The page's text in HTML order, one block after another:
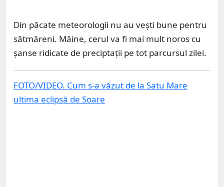
Din păcate meteorologii nu au vești bune pentru
sătmăreni. Mâine, cerul va fi mai mult noros cu
șanse ridicate de preciptații pe tot parcursul zilei.
FOTO/VIDEO. Cum s-a văzut de la Satu Mare
ultima eclipsă de Soare